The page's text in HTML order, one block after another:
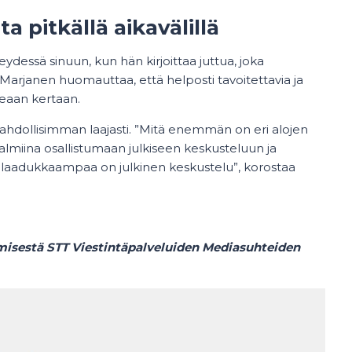
pitkällä aikavälillä
sinuun, kun hän kirjoittaa juttua, joka
huomauttaa, että helposti tavoitettavia ja
kertaan.
laajasti. ”Mitä enemmän on eri alojen
osallistumaan julkiseen keskusteluun ja
on julkinen keskustelu”, korostaa
STT Viestintäpalveluiden Mediasuhteiden